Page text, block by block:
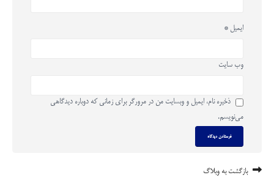
ایمیل *
وب‌ سایت
ذخیره نام، ایمیل و وبسایت من در مرورگر برای زمانی که دوباره دیدگاهی
می‌نویسم.
بازگشت به وبلاگ